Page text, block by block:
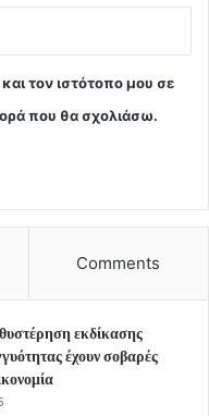
τον ιστότοπο μου σε
που θα σχολιάσω.
Comments
εκδίκασης
έχουν σοβαρές